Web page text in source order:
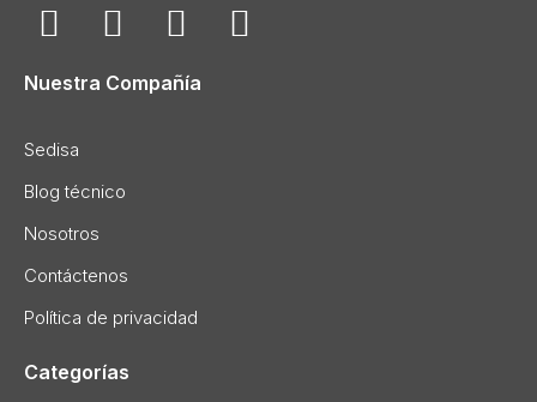
Nuestra Compañía
Sedisa
Blog técnico
Nosotros
Contáctenos
Política de privacidad
Categorías